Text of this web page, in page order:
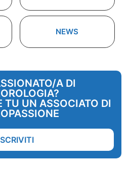
NEWS
A DI
TU UN ASSOCIATO DI